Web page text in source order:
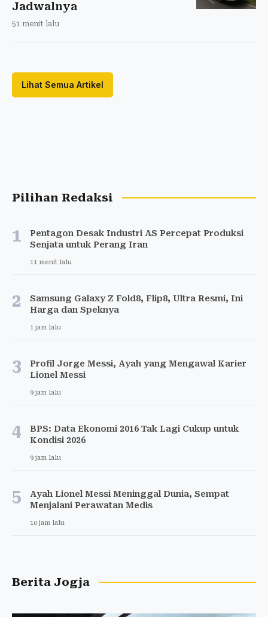
Jadwalnya
51 menit lalu
Lihat Semua Artikel
Pilihan Redaksi
1
Pentagon Desak Industri AS Percepat Produksi
Senjata untuk Perang Iran
11 menit lalu
2
Samsung Galaxy Z Fold8, Flip8, Ultra Resmi, Ini
Harga dan Speknya
1 jam lalu
3
Profil Jorge Messi, Ayah yang Mengawal Karier
Lionel Messi
9 jam lalu
4
BPS: Data Ekonomi 2016 Tak Lagi Cukup untuk
Kondisi 2026
9 jam lalu
5
Ayah Lionel Messi Meninggal Dunia, Sempat
Menjalani Perawatan Medis
10 jam lalu
Berita Jogja